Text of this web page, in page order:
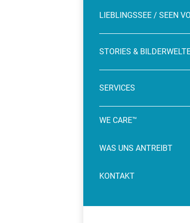
LIEBLINGSSEE / SEEN
STORIES &
SERVICES
WE CARE™
WAS UNS ANTREIBT
KONTAKT